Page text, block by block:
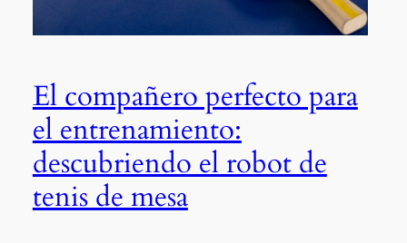
El compañero perfecto para
el entrenamiento:
descubriendo el robot de
tenis de mesa